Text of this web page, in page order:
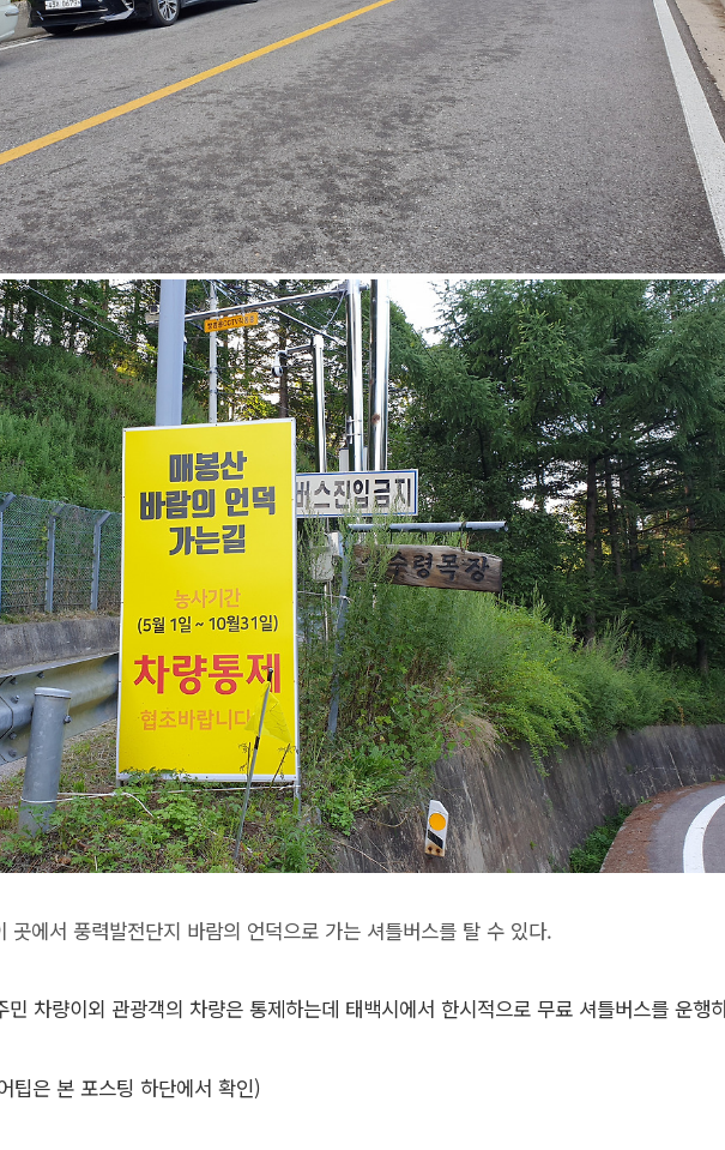
곳에서 풍력발전단지 바람의 언덕으로 가는 셔틀버스를 탈 수 있다.
차량이외 관광객의 차량은 통제하는데 태백시에서 한시적으로 무료 셔틀버스를 운행
팁은 본 포스팅 하단에서 확인)